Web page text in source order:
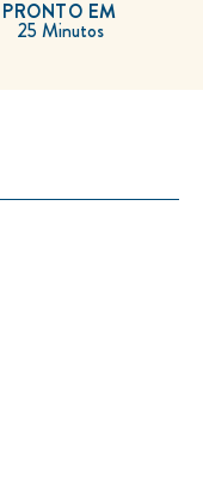
25 Minutos
PRONTO EM